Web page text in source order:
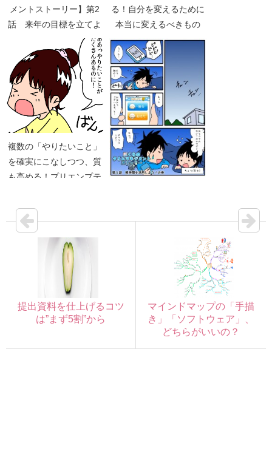
メントストーリー】第2
話 来年の目標を立てよ
る！自分を変えるために
本当に変えるべきもの
#ashitanoWS
複数の「やりたいこと」
を確実にこなしつつ、質
も高める！プリエンプテ
話 朝時間を活用しよ
提出資料を仕上げるコツ
は”まず5割”から
マインドマップの「手描
き」「ソフトウェア」、
どちらがいいの？